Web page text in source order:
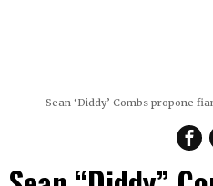
Sean ‘Diddy’ Combs propone